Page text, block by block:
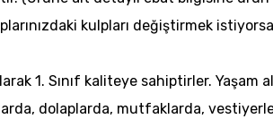
kulpları değiştirmek
1. Sınıf kaliteye sahiptirler. Yaşam
dolaplarda, mutfaklarda,